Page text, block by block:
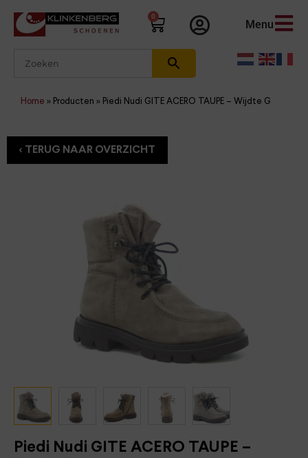
0
Menu
Home » Producten » Piedi Nudi GITE ACERO TAUPE – Wijdte G
Piedi Nudi GITE ACERO TAUPE –